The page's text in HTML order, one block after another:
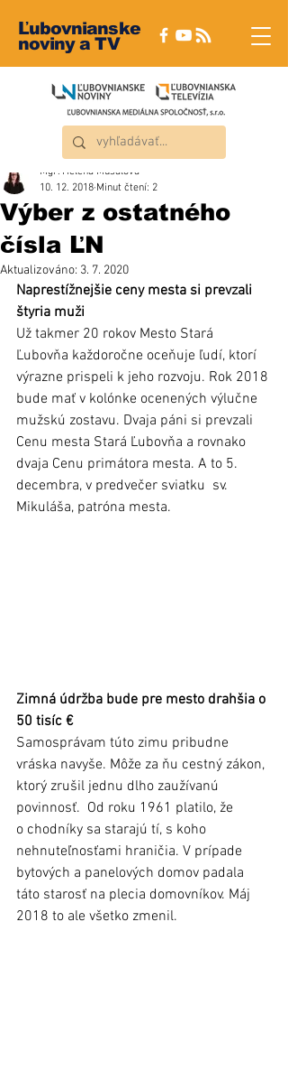
Ľubovnianske
noviny a TV
Výber z ostatného
čísla ĽN
Mgr. Helena Musalová
10. 12. 2018 Minut čtení: 2
Aktualizováno: 3. 7. 2020
Naprestížnejšie ceny mesta si prevzali
štyria muži
Už takmer 20 rokov Mesto Stará
Ľubovňa každoročne oceňuje ľudí, ktorí
výrazne prispeli k jeho rozvoju. Rok 2018
bude mať v kolónke ocenených výlučne
mužskú zostavu. Dvaja páni si prevzali
Cenu mesta Stará Ľubovňa a rovnako
dvaja Cenu primátora mesta. A to 5.
decembra, v predvečer sviatku  sv.
Mikuláša, patróna mesta.
Zimná údržba bude pre mesto drahšia o
50 tisíc €
Samosprávam túto zimu pribudne
vráska navyše. Môže za ňu cestný zákon,
ktorý zrušil jednu dlho zaužívanú
povinnosť.  Od roku 1961 platilo, že
o chodníky sa starajú tí, s koho
nehnuteľnosťami hraničia. V prípade
bytových a panelových domov padala
táto starosť na plecia domovníkov. Máj
2018 to ale všetko zmenil.